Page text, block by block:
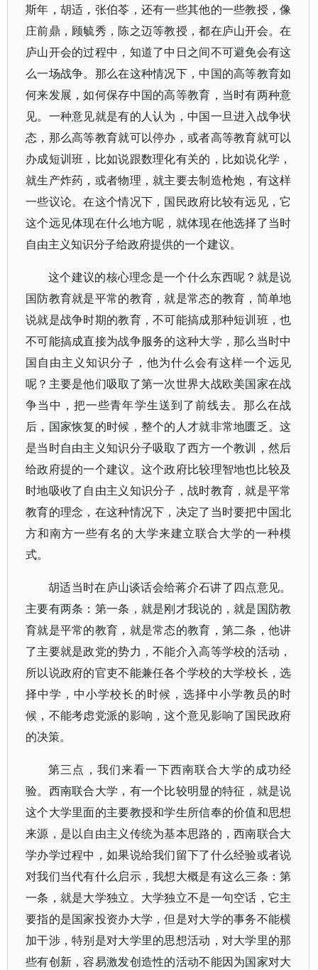
斯年，胡适，张伯苓，还有一些其他的一些教授，像
庄前鼎，顾毓秀，陈之迈等教授，都在庐山开会。在
庐山开会的过程中，知道了中日之间不可避免会有这
么一场战争。那么在这种情况下，中国的高等教育如
何来发展，如何保存中国的高等教育，当时有两种意
见。一种意见就是有的人认为，中国一旦进入战争状
态，那么高等教育就可以停办，或者高等教育就可以
办成短训班，比如说跟数理化有关的，比如说化学，
就生产炸药，或者物理，就主要去制造枪炮，有这样
一些议论。在这个情况下，国民政府比较有远见，它
这个远见体现在什么地方呢，就体现在他选择了当时
自由主义知识分子给政府提供的一个建议。
这个建议的核心理念是一个什么东西呢？就是说
国防教育就是平常的教育，就是常态的教育，简单地
说就是战争时期的教育，不可能搞成那种短训班，也
不可能搞成直接为战争服务的这种大学，那么当时中
国自由主义知识分子，他为什么会有这样一个远见
呢？主要是他们吸取了第一次世界大战欧美国家在战
争当中，把一些青年学生送到了前线去。那么在战
后，国家恢复的时候，整个的人才就非常地匮乏。这
是当时自由主义知识分子吸取了西方一个教训，然后
给政府提的一个建议。这个政府比较理智地也比较及
时地吸收了自由主义知识分子，战时教育，就是平常
教育的理念，在这种情况下，决定了当时要把中国北
方和南方一些有名的大学来建立联合大学的一种模
式。
胡适当时在庐山谈话会给蒋介石讲了四点意见。
主要有两条：第一条，就是刚才我说的，就是国防教
育就是平常的教育，就是常态的教育，第二条，他讲
了主要就是政党的势力，不能介入高等学校的活动，
所以说政府的官吏不能兼任各个学校的大学校长，选
择中学，中小学校长的时候，选择中小学教员的时
候，不能考虑党派的影响，这个意见影响了国民政府
的决策。
第三点，我们来看一下西南联合大学的成功经
验。西南联合大学，有一个比较明显的特征，就是说
这个大学里面的主要教授和学生所信奉的价值和思想
来源，是以自由主义传统为基本思路的，西南联合大
学办学过程中，如果说给我们留下了什么经验或者说
对我们当代有什么启示，我想大概是有这么三条：第
一条，就是大学独立。大学独立不是一句空话，它主
要指的是国家投资办大学，但是对大学的事务不能横
加干涉，特别是对大学里的思想活动，对大学里的那
些有创新，容易激发创造性的活动不能因为国家对大